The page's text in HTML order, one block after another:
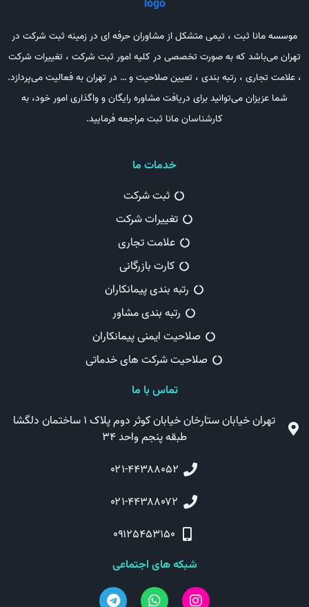
موسسه مانا ثبت ، تیمی متشکل از مشاوران حرفه ای در زمینه ثبت شرکت در
تهران می‌باشد که به صورت تخصصی در کلیه امور ثبت شرکت ، تغییرات شرکت
، علامت تجاری ، رتبه بندی ، تعیین صلاحیت و … در تهران به فعالیت می‌پردازد.
شما عزیزان می‌توانید برای دریافت مشاوره رایگان و واگذاری امور خود، به
کارشناسان مانا ثبت مراجعه فرمایید.
خدمات ما
ثبت شرکت
تغییرات شرکت
علامت تجاری
کارت بازرگانی
رتبه بندی پیمانکاران
رتبه بندی مشاور
صلاحیت ایمنی پیمانکاران
صلاحیت شرکت های خدماتی
تماس با ما
تهران خیابان ستارخان خیابان کوثر دوم پلاک ۱ ساختمان دلگشا
طبقه پنجم واحد ۳۴
۰۲۱-۴۴۳۸۸۰۵۲
۰۲۱-۴۴۳۸۸۰۷۲
۰۹۱۲۵۴۵۳۱۵۰
شبکه های اجتماعی